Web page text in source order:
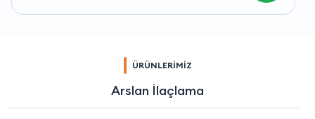
ÜRÜNLERİMİZ
Arslan İlaçlama